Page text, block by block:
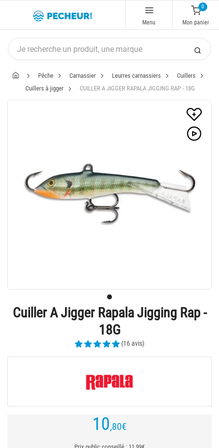
Menu
0
Mon panier
Pêche Carnassier Leurres carnassiers
Cuillers
Cuillers à jigger
CUILLER A JIGGER RAPALA JIGGING RAP - 18G
Cuiller A Jigger Rapala Jigging Rap -
18G
(16 avis)
10,80€